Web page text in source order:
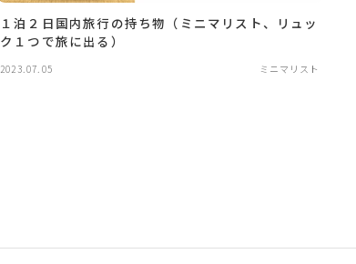
１泊２日国内旅行の持ち物（ミニマリスト、リュッ
ク１つで旅に出る）
2023.07.05 ミニマリスト